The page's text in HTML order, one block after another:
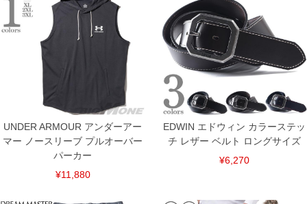
6L/58/69/144/78
8L/62/71/160/82
単位はcm
※【返品交換について】
返品交換希望の方は、商品到着後1週間以内にご連絡ください。
下着(肌着)やワイシャツは商品の性質上、返品交換不可とさせて頂いております。予め
ご了承くださいませ。
※【ボトムの裾上げをご希望の場合】
裾上げ料金は500円+税となります。
備考欄に股下●cmとご記入下さい。（裾上げ無料対象商品は1本につき税込6,000円以
上の品が対象。1本5,999円以下の商品は有料（500円+税）となります。）
出荷まで約1週間～20日間程お時間を頂く場合がございます。
尚、裾上げした商品は返品・交換不可となりますので、予めご了承下さい。
いている、極端なデザインが施されている等)
※商品によって若干のサイズの誤差がございます。また、お客様がご使用の環境（コ
UNDER ARMOUR アンダーアー
マー ノースリーブ プルオーバー
パーカー
¥11,880
EDWIN エドウィン カラーステッ
チ レザー ベルト ロングサイズ
¥6,270